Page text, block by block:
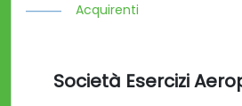
Acquirenti
Società Esercizi